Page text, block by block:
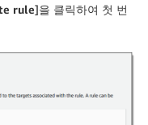
rule]을 클릭하여 첫 번